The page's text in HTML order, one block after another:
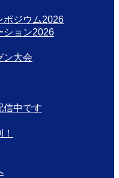
ポジウム2026
ション2026
ン大会
信中です